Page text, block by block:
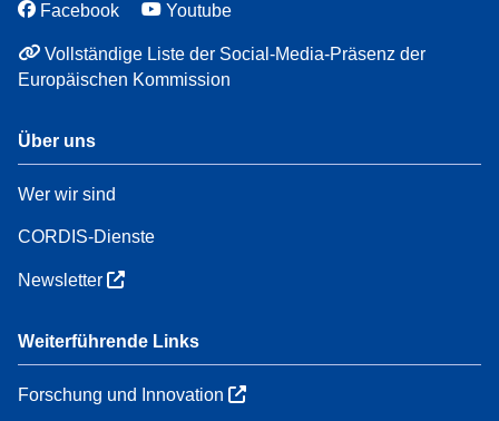
Facebook Youtube
Vollständige Liste der Social-Media-Präsenz der
Europäischen Kommission
Über uns
Wer wir sind
CORDIS-Dienste
Newsletter
Weiterführende Links
Forschung und Innovation